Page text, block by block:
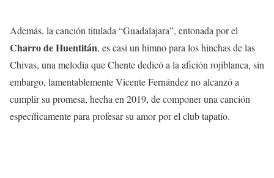
Además, la canción titulada “Guadalajara”, entonada por el
Charro de Huentitán, es casi un himno para los hinchas de las
Chivas, una melodía que Chente dedicó a la afición rojiblanca, sin
embargo, lamentablemente Vicente Fernández no alcanzó a
cumplir su promesa, hecha en 2019, de componer una canción
específicamente para profesar su amor por el club tapatío.